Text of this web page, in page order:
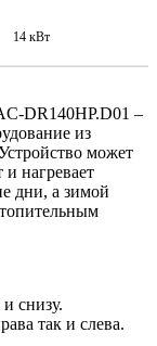
14 кВт
DR140HP.D01 –
из
может
и нагревает
дни, а зимой
снизу.
так и слева.